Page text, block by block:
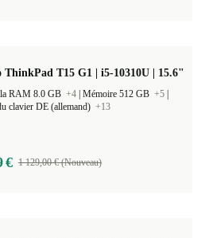
ThinkPad T15 G1 | i5-10310U | 15.6"
la RAM 8.0 GB +4 Mémoire 512 GB +5
clavier DE (allemand) +13
€ 1 129,00 € (Nouveau)